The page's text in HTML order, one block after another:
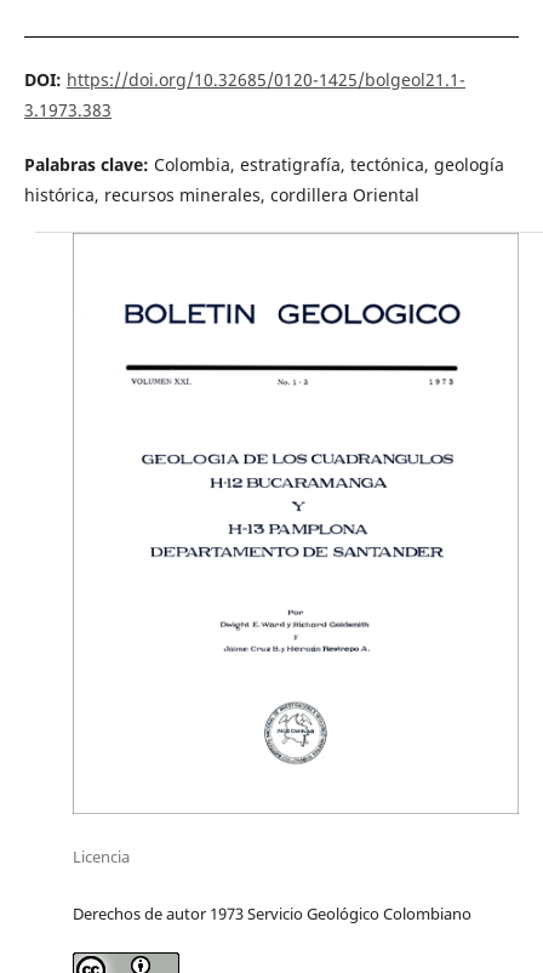
DOI: https://doi.org/10.32685/0120-1425/bolgeol21.1-
3.1973.383
Palabras clave: Colombia, estratigrafía, tectónica, geología
histórica, recursos minerales, cordillera Oriental
Licencia
Derechos de autor 1973 Servicio Geológico Colombiano